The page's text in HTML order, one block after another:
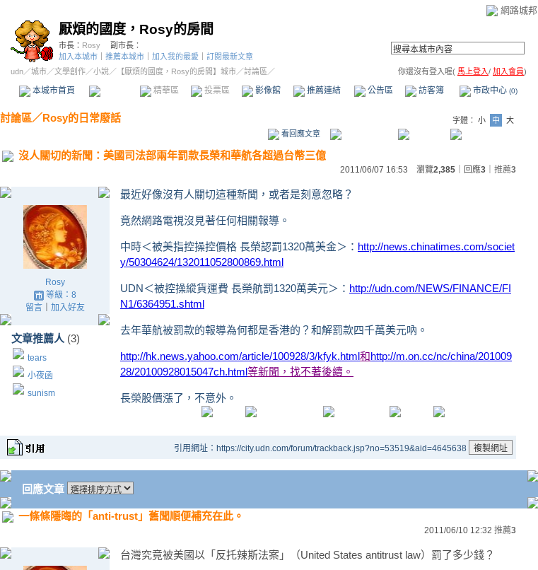
網路城邦
厭煩的國度，Rosy的房間
市長： Rosy
副市長：
加入本城市
推薦本城市 加入我的最愛
訂閱最新文章
udn／城市／文學創作／小說／ 【厭煩的國度，Rosy的房間】城市／討論區／ 你還沒有登入喔( 馬上登入/ 加入會員)
本城市首頁 精華區 投票區 影像館 推薦連結 公告區 訪客簿 市政中心 (0)
討論區／Rosy的日常廢話 字體： 小 中
大
看回應文章
沒人關切的新聞：美國司法部兩年罰款長榮和華航各超過台幣三億
2011/06/07 16:53 瀏覽2,385 ｜回應3 推薦3
Rosy
等級：8
留言｜ 加入好友
文章推薦人 (3)
tears
小夜函
sunism
最近好像沒有人關切這種新聞，或者是刻意忽略？
竟然網路電視沒見著任何相關報導。
中時＜被美指控操控價格 長榮認罰1320萬美金＞： http://news.chinatimes.com/societ
y/50304624/132011052800869.html
UDN＜被控操縱貨運費 長榮航罰1320萬美元＞： http://udn.com/NEWS/FINANCE/FI
N1/6364951.shtml
去年華航被罰款的報導為何都是香港的？和解罰款四千萬美元吶。
http://hk.news.yahoo.com/article/100928/3/kfyk.html和http://m.on.cc/nc/china/201009
28/20100928015047ch.html等新聞，找不著後續。
長榮股價漲了，不意外。
引用網址：https://city.udn.com/forum/trackback.jsp?no=53519&aid=4645638
回應文章
一條條隱晦的「anti-trust」舊聞順便補充在此。
2011/06/10 12:32 推薦3
台灣究竟被美國以「反托辣斯法案」（United States antitrust law）罰了多少錢？